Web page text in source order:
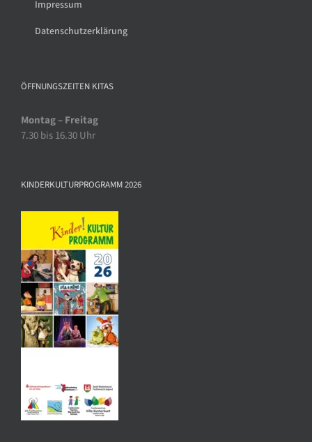
Impressum
Datenschutzerklärung
ÖFFNUNGSZEITEN KITAS
Montag – Freitag
7.30 bis 16.30 Uhr
KINDERKULTURPROGRAMM 2026